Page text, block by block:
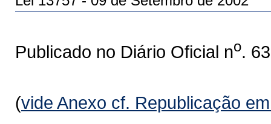
Publicado no Diário Oficial no.
(vide Anexo cf. Republicação